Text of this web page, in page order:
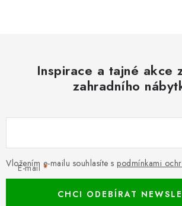
Inspirace a tajné akce
zahradního
E-mail
Vložením e-mailu souhlasíte s podmínkami
CHCI ODEBÍRAT